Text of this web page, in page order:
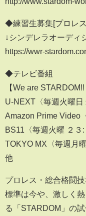
◆練習生募集[プロレ
↓シンデレラオーディ
https://wwr-
◆テレビ番組
【We are
U-NEXT〈毎週火曜日
Amazon Prime Video
BS11〈毎週火曜 ２３:
TOKYO MX〈毎週月
他
プロレス・総合格闘
標準は今や、激しく
る「STARDOM」の